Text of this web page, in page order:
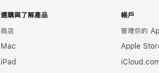
選購與了解產品
商店
Mac
iPad
帳戶
管理你的
Apple